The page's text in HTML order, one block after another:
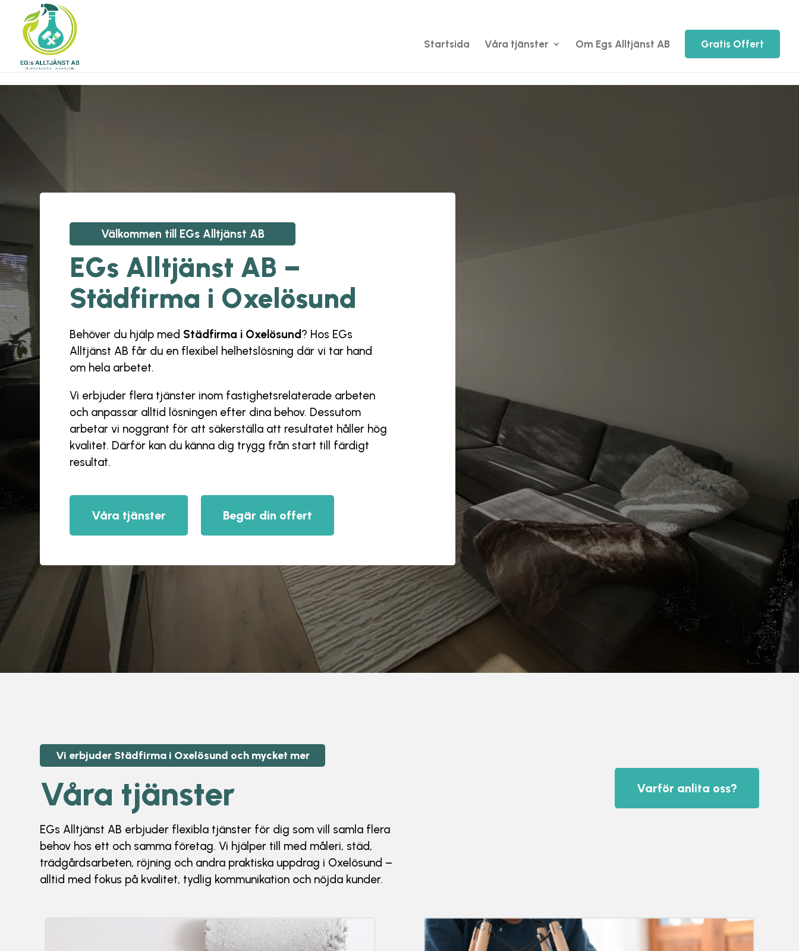
Startsida Våra tjänster Om Egs Alltjänst AB Gratis Offert
Välkommen till EGs Alltjänst AB
EGs Alltjänst AB –
Städfirma i Oxelösund
Behöver du hjälp med Städfirma i Oxelösund? Hos EGs
Alltjänst AB får du en flexibel helhetslösning där vi tar hand
om hela arbetet.
Vi erbjuder flera tjänster inom fastighetsrelaterade arbeten
och anpassar alltid lösningen efter dina behov. Dessutom
arbetar vi noggrant för att säkerställa att resultatet håller hög
kvalitet. Därför kan du känna dig trygg från start till färdigt
resultat.
Våra tjänster Begär din offert
Vi erbjuder Städfirma i Oxelösund och mycket mer
Våra tjänster
EGs Alltjänst AB erbjuder flexibla tjänster för dig som vill samla flera
behov hos ett och samma företag. Vi hjälper till med måleri, städ,
trädgårdsarbeten, röjning och andra praktiska uppdrag i Oxelösund –
alltid med fokus på kvalitet, tydlig kommunikation och nöjda kunder.
Varför anlita oss?